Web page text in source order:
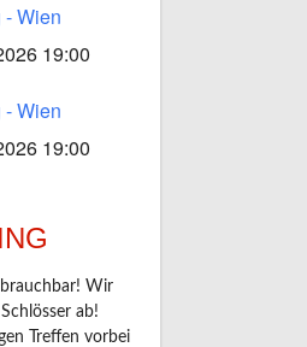
Wien
19:00
Wien
19:00
Wir
ab!
Treffen vorbei